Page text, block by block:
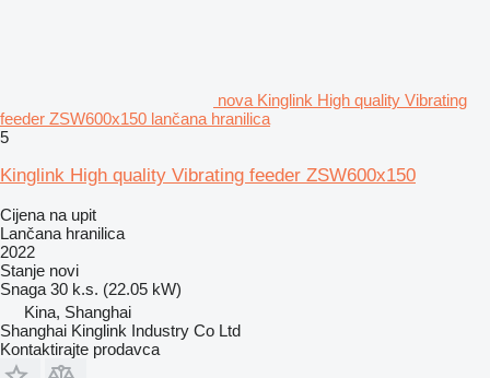
nova Kinglink High quality Vibrating
feeder ZSW600x150 lančana hranilica
5
Kinglink High quality Vibrating feeder ZSW600x150
Cijena na upit
Lančana hranilica
2022
Stanje novi
Snaga 30 k.s. (22.05 kW)
Kina, Shanghai
Shanghai Kinglink Industry Co Ltd
Kontaktirajte prodavca